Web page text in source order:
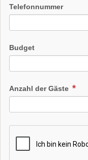
Telefonnummer
Budget
Anzahl der Gäste